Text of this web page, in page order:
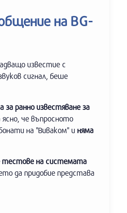
на BG-
известие с
сигнал, беше
ранно известяване за
че въпросното
на "Виваком" и няма
тестове на системата
да придобие представа